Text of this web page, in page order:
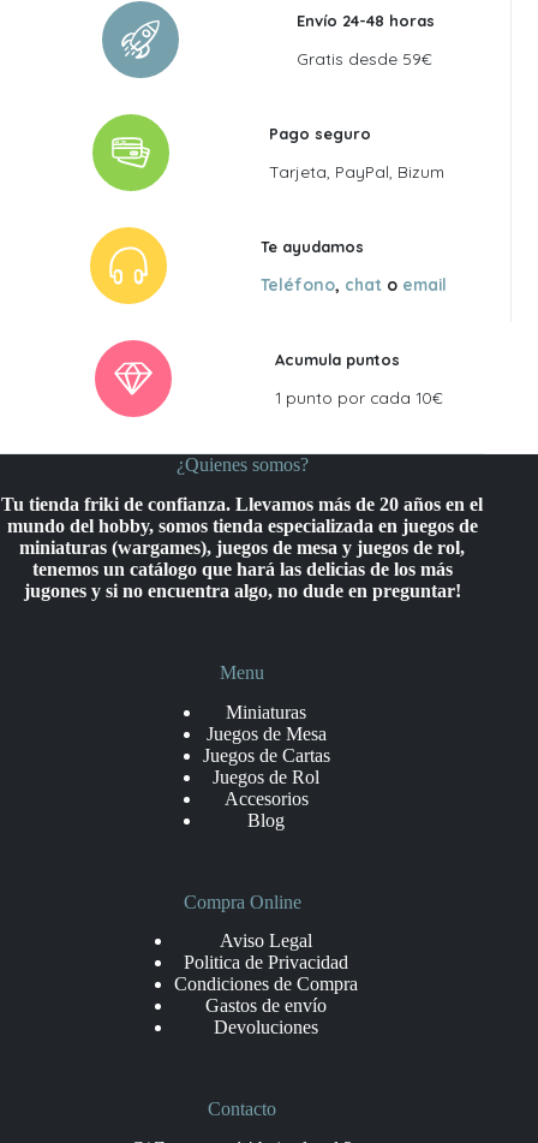
Envío 24-48 horas
Gratis desde 59€
Pago seguro
Tarjeta, PayPal, Bizum
Te ayudamos
Teléfono, chat o email
Acumula puntos
1 punto por cada 10€
¿Quienes somos?
Tu tienda friki de confianza. Llevamos más de 20 años en el
mundo del hobby, somos tienda especializada en juegos de
miniaturas (wargames), juegos de mesa y juegos de rol,
tenemos un catálogo que hará las delicias de los más
jugones y si no encuentra algo, no dude en preguntar!
Menu
Miniaturas
Juegos de Mesa
Juegos de Cartas
Juegos de Rol
Accesorios
Blog
Compra Online
Aviso Legal
Politica de Privacidad
Condiciones de Compra
Gastos de envío
Devoluciones
Contacto